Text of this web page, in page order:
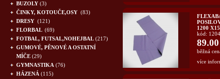
BUZOLY (3)
ČINKY, KOTOUČE,OSY (83)
DRESY (121)
FLORBAL (69)
FOTBAL, FUTSAL,NOHEJBAL (217)
GUMOVÉ, PĚNOVÉ A OSTATNÍ
MÍČE (29)
GYMNASTIKA (76)
HÁZENÁ (115)
1200
kód:
běžná
více